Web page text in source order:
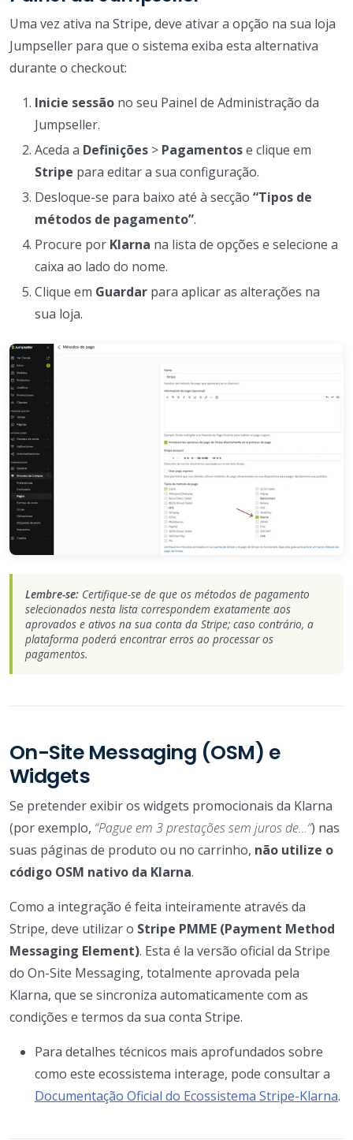
Uma vez ativa na Stripe, deve ativar a opção na sua loja
Jumpseller para que o sistema exiba esta alternativa
durante o checkout:
Inicie sessão no seu Painel de Administração da
Jumpseller.
Aceda a Definições > Pagamentose clique em
Stripe para editar a sua configuração.
Desloque-se para baixo até à secção “Tipos de
métodos de pagamento”.
Procure por Klarna na lista de opções e selecione a
caixa ao lado do nome.
Clique em Guardar para aplicar as alterações na
sua loja.
Lembre-se: Certifique-se de que os métodos de pagamento
selecionados nesta lista correspondem exatamente aos
aprovados e ativos na sua conta da Stripe; caso contrário, a
plataforma poderá encontrar erros ao processar os
pagamentos.
On-Site Messaging (OSM) e
Widgets
Se pretender exibir os widgets promocionais da Klarna
(por exemplo, “Pague em 3 prestações sem juros de…“) nas
suas páginas de produto ou no carrinho, não utilize o
código OSM nativo da Klarna.
Como a integração é feita inteiramente através da
Stripe, deve utilizar o Stripe PMME (Payment Method
Messaging Element). Esta é la versão oficial da Stripe
do On-Site Messaging, totalmente aprovada pela
Klarna, que se sincroniza automaticamente com as
condições e termos da sua conta Stripe.
Para detalhes técnicos mais aprofundados sobre
como este ecossistema interage, pode consultar a
Documentação Oficial do Ecossistema Stripe-Klarna.